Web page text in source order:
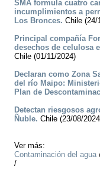
SMA formula cuatro
incumplimientos a
Los Bronces. Chile (24/
Principal compañía
desechos de celulosa
Chile (01/11/2024)
Declaran como Zona
del río Maipo:
Plan de
Detectan riesgosos
Ñuble. Chile (23/08/
Ver más:
Contaminación del agua
/